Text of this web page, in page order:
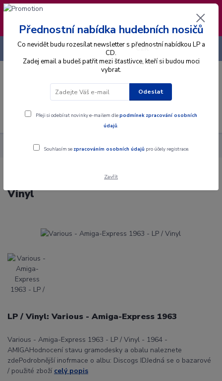
❣️ Od 4.8. do 13.8. čerpám dovolenou. Datum
expedice objednávek se posouvá na pátek
14.8.2026 🐋
Menu
CZK
+420 725 736 293
Alba Gramodesky Various - Amiga-Express 1963 - LP / Vinyl
Various - Amiga-Express 1963 - LP /
Vinyl
LP / Vinyl: Various - Amiga-Express 1963
Various - Amiga-Express 1963 - LP / Vinyl - 1964 -
AMIGAHodnocení stavu gramodesky a obalu naleznete
zdePodrobnější inofrmace o albu: Discogs IDJedná se o bazarové
/ použité zboží celý popis
Přednostní nabídka hudebních nosičů
Co nevidět budu rozesílat newsletter s přednostní nabídkou LP a
CD.
Zadej email a budeš patřit mezi šťastlivce, kteří si budou moci
vybrat.
Odeslat
Přeji si odebírat novinky e-mailem dlepodmínek zpracování osobních
údajů.
Souhlasím se zpracováním osobních údajů pro účely registrace.
Zavřít